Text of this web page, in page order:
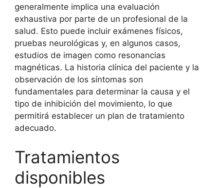
generalmente implica una evaluación
exhaustiva por parte de un profesional de la
salud. Esto puede incluir exámenes físicos,
pruebas neurológicas y, en algunos casos,
estudios de imagen como resonancias
magnéticas. La historia clínica del paciente y la
observación de los síntomas son
fundamentales para determinar la causa y el
tipo de inhibición del movimiento, lo que
permitirá establecer un plan de tratamiento
adecuado.
Tratamientos
disponibles